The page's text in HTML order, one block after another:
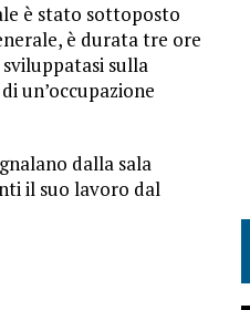
è stato sottoposto
è durata tre ore
sulla
un’occupazione
dalla sala
il suo lavoro dal